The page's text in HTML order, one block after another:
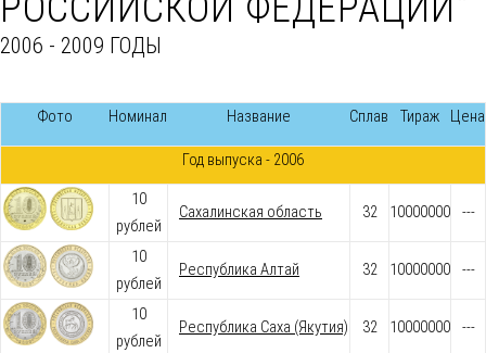
2006 - 2009 ГОДЫ
Фото Номинал Название Сплав Тираж Цена
Год выпуска - 2006
10
рублей
Сахалинская область 32 10000000 ---
10
рублей
Республика Алтай 32 10000000 ---
10
рублей
Республика Саха (Якутия) 32 10000000 ---